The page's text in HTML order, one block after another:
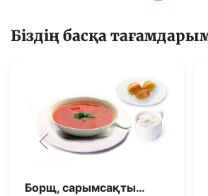
Біздің басқа
Жасымықтан әзірл…